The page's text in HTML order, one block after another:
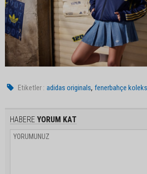
Etiketler : adidas originals,fenerbahçe
HABERE YORUM KAT